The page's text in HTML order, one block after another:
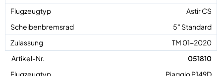
Astir CS
5″ Standard
TM 01-2020
051810
Piaggio P149D